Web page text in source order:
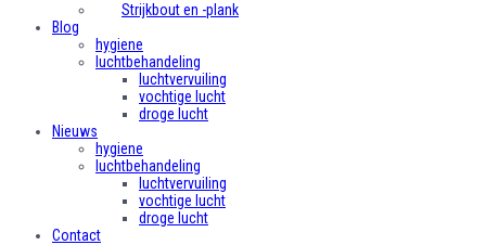
Strijkbout en -plank
Blog
hygiene
luchtbehandeling
luchtvervuiling
vochtige lucht
droge lucht
Nieuws
hygiene
luchtbehandeling
luchtvervuiling
vochtige lucht
droge lucht
Contact